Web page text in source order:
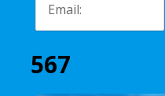
567